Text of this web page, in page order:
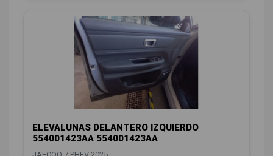
ELEVALUNAS DELANTERO IZQUIERDO
554001423AA 554001423AA